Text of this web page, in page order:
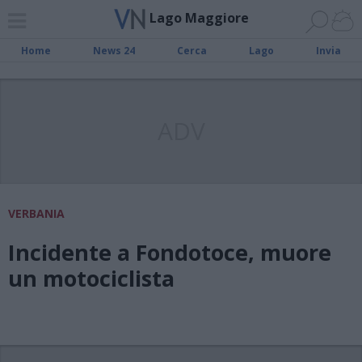
Lago Maggiore
Home News 24 Cerca Lago Invia
VERBANIA
Incidente a Fondotoce, muore
un motociclista